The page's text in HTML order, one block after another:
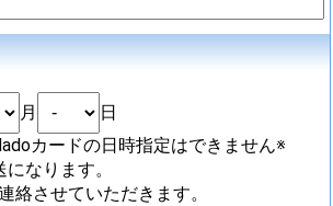
月
日
カードの日時指定はできません※
なります。
絡させていただきます。